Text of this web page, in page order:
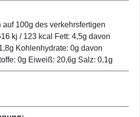
auf 100g des verkehrsfertigen
kj / 123 kcal Fett: 4,5g davon
Kohlenhydrate: 0g davon
0g Eiweiß: 20,6g Salz: 0,1g